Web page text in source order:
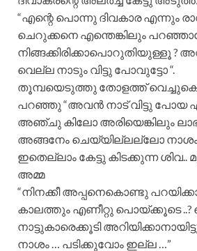
“എന്റെ പൊന്നു ദിവകാര എന്നും
ചെറുക്കനെ എന്തെങ്കിലും
നിങ്ങക്കിരിക്കാപൊറുതിയുള്ളൂ ?
വെല്ല നാടും വിട്ടു പോവുട്ടോ “.
തൂമ്പയെടുത്തു തോളത്ത്
പറഞ്ഞു “അവൻ നാട് വിട്ടു പോയ
അഞ്ചു കിലോ അരിയെങ്കിലും ലാഭം
അങ്ങനേം ചെയ്യില്ലല്ലോ നാശം ”
ഇതെല്ലാം കേട്ടു കിടക്കുന്ന ശിവ..
അമ്മ
“നിനക്കീ അപ്പനെകൊണ്ടു
കാലത്തും എണീറ്റു പൊയ്ക്കൂടെ
നാട്ടുകാരെക്കൂടി
നാശം … പടിക്കുവോം ഇല്ല …”